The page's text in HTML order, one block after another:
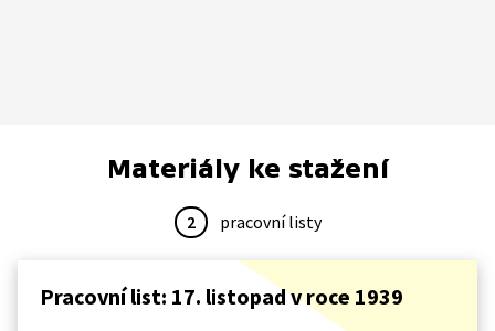
Materiály ke stažení
2 pracovní listy
Pracovní list: 17. listopad v roce 1939